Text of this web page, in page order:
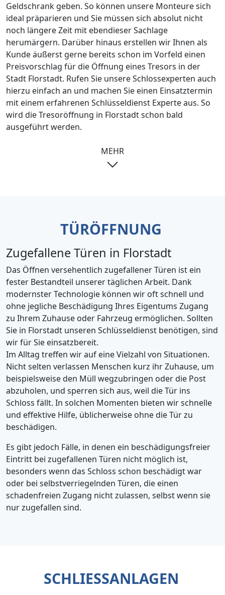
Geldschrank geben. So können unsere Monteure sich
ideal präparieren und Sie müssen sich absolut nicht
noch längere Zeit mit ebendieser Sachlage
herumärgern. Darüber hinaus erstellen wir Ihnen als
Kunde äußerst gerne bereits schon im Vorfeld einen
Preisvorschlag für die Öffnung eines Tresors in der
Stadt Florstadt. Rufen Sie unsere Schlossexperten auch
hierzu einfach an und machen Sie einen Einsatztermin
mit einem erfahrenen Schlüsseldienst Experte aus. So
wird die Tresoröffnung in Florstadt schon bald
ausgeführt werden.
MEHR
TÜRÖFFNUNG
Zugefallene Türen in Florstadt
Das Öffnen versehentlich zugefallener Türen ist ein
fester Bestandteil unserer täglichen Arbeit. Dank
modernster Technologie können wir oft schnell und
ohne jegliche Beschädigung Ihres Eigentums Zugang
zu Ihrem Zuhause oder Fahrzeug ermöglichen. Sollten
Sie in Florstadt unseren Schlüsseldienst benötigen, sind
wir für Sie einsatzbereit.
Im Alltag treffen wir auf eine Vielzahl von Situationen.
Nicht selten verlassen Menschen kurz ihr Zuhause, um
beispielsweise den Müll wegzubringen oder die Post
abzuholen, und sperren sich aus, weil die Tür ins
Schloss fällt. In solchen Momenten bieten wir schnelle
und effektive Hilfe, üblicherweise ohne die Tür zu
beschädigen.
Es gibt jedoch Fälle, in denen ein beschädigungsfreier
Eintritt bei zugefallenen Türen nicht möglich ist,
besonders wenn das Schloss schon beschädigt war
oder bei selbstverriegelnden Türen, die einen
schadenfreien Zugang nicht zulassen, selbst wenn sie
nur zugefallen sind.
SCHLIESSANLAGEN